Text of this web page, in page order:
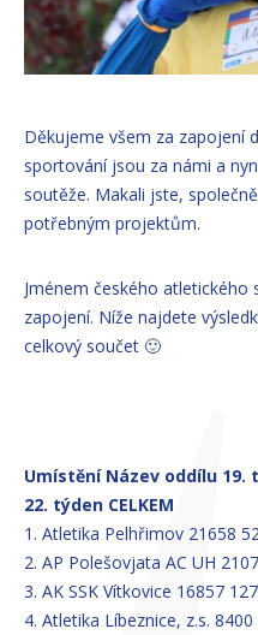
Děkujeme všem za zapojení
sportování jsou za námi a
soutěže. Makali jste,
potřebným projektům.
Jménem českého atletického
zapojení. Níže najdete
celkový součet 🙂
Umístění Název oddílu 19.
22. týden CELKEM
1. Atletika Pelhřimov 21658
2. AP Polešovjata AC UH
3. AK SSK Vítkovice 16857
4. Atletika Líbeznice, z.s.